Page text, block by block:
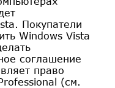
Покупатели
Windows Vista
соглашение
право
(см.